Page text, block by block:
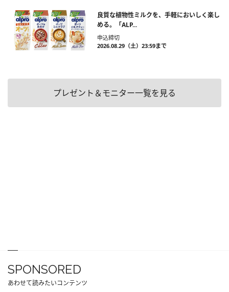
良質な植物性ミルクを、手軽においしく楽し
める。「ALP...
申込締切
2026.08.29（土）23:59まで
プレゼント＆モニター一覧を見る
SPONSORED
あわせて読みたいコンテンツ